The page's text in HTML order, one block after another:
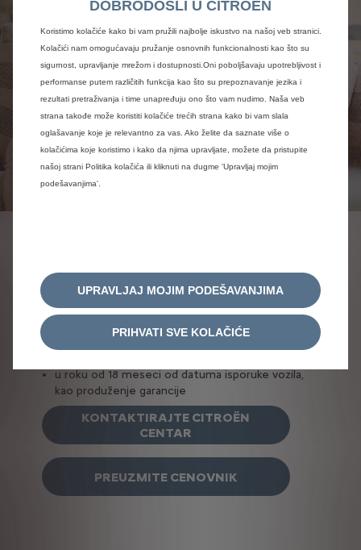
ZAKLJUČIVANJE
Zaključivanje ugovora za navedene usluge nikada nije
bilo jednostavnije:
možete da ga zaključite odmah nakon naručivanja
u roku od 18 meseci od datuma isporuke vozila,
kao produženje garancije
KONTAKTIRAJTE CITROËN
CENTAR
PREUZMITE CENOVNIK
DOBRODOŠLI U CITROEN
Koristimo kolačiće kako bi vam pružili najbolje iskustvo na našoj veb stranici.
Kolačići nam omogućavaju pružanje osnovnih funkcionalnosti kao što su
sigurnost, upravljanje mrežom i dostupnosti.Oni poboljšavaju upotrebljivost i
performanse putem različitih funkcija kao što su prepoznavanje jezika i
rezultati pretraživanja i time unapređuju ono što vam nudimo. Naša veb
strana takođe može koristiti kolačiće trećih strana kako bi vam slala
oglašavanje koje je relevantno za vas. Ako želite da saznate više o
kolačićima koje koristimo i kako da njima upravljate, možete da pristupite
našoj strani Politika kolačića ili kliknuti na dugme 'Upravljaj mojim
podešavanjima'.
UPRAVLJAJ MOJIM PODEŠAVANJIMA
PRIHVATI SVE KOLAČIĆE